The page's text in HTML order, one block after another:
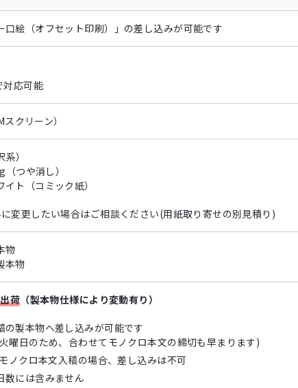
口絵（オフセット印刷）」の差し込みが可能です
応可能
クリーン）
）
つや消し）
ト（コミック紙）
変更したい場合はご相談ください(用紙取り寄せの別見積り)
物
本物
荷 （製本物仕様により変動有り）
の製本物へ差し込みが可能です
曜日のため、合わせてモノクロ本文の締切も早まります)
ノクロ本文入稿の場合、差し込みは不可
数には含みません